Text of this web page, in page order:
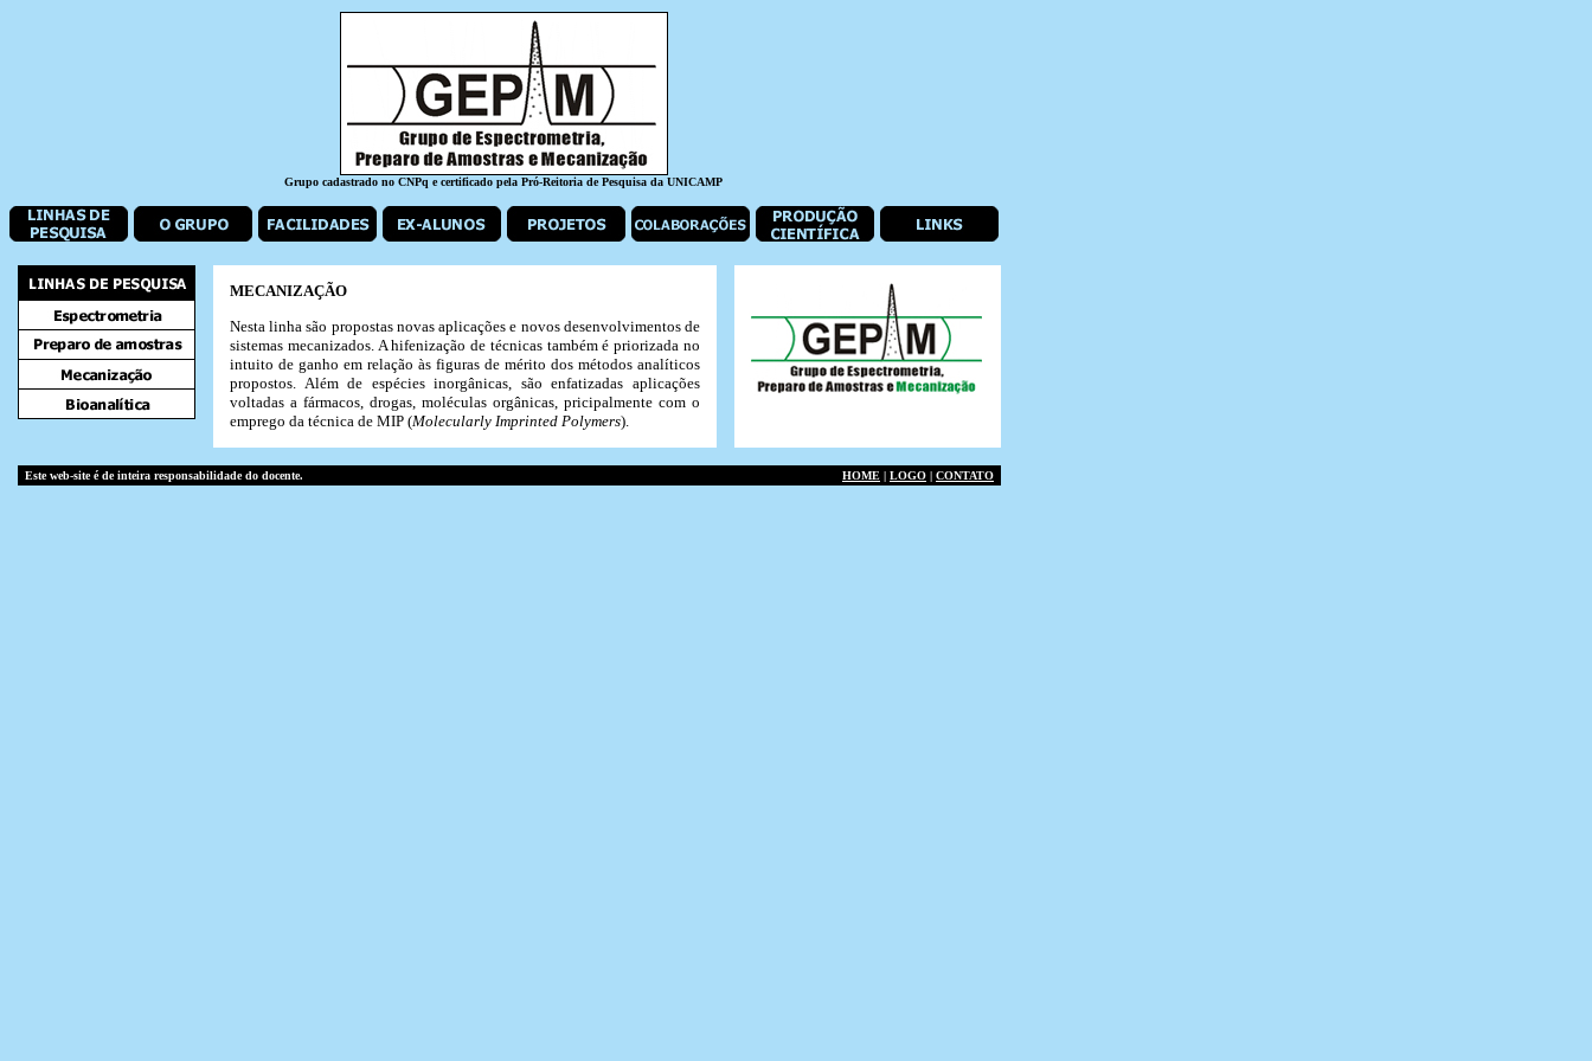
Grupo cadastrado no CNPq e certificado pela Pró-Reitoria de Pesquisa da UNICAMP
MECANIZAÇÃO
Nesta linha são propostas novas aplicações e novos desenvolvimentos de
sistemas mecanizados. A hifenização de técnicas também é priorizada no
intuito de ganho em relação às figuras de mérito dos métodos analíticos
propostos. Além de espécies inorgânicas, são enfatizadas aplicações
voltadas a fármacos, drogas, moléculas orgânicas, pricipalmente com o
emprego da técnica de MIP (Molecularly Imprinted Polymers).
Este web-site é de inteira responsabilidade do docente. HOME | LOGO | CONTATO